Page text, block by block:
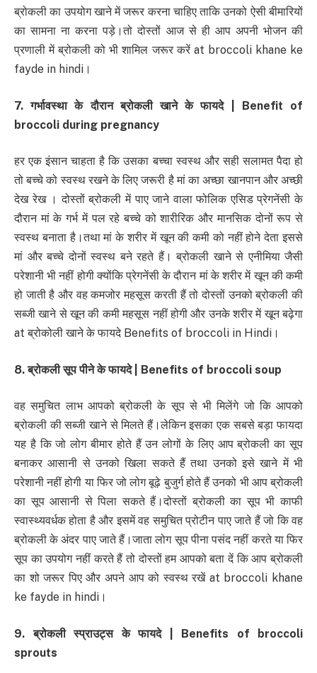
ब्रोकली का उपयोग खाने में जरूर करना चाहिए ताकि उनको ऐसी बीमारियों
का सामना ना करना पड़े।तो दोस्तों आज से ही आप अपनी भोजन की
प्रणाली में ब्रोकली को भी शामिल जरूर करें at broccoli khane ke
fayde in hindi।
7. गर्भावस्था के दौरान ब्रोकली खाने के फायदे | Benefit of
broccoli during pregnancy
हर एक इंसान चाहता है कि उसका बच्चा स्वस्थ और सही सलामत पैदा हो
तो बच्चे को स्वस्थ रखने के लिए जरूरी है मां का अच्छा खानपान और अच्छी
देख रेख । दोस्तों ब्रोकली में पाए जाने वाला फोलिक एसिड प्रेगनेंसी के
दौरान मां के गर्भ में पल रहे बच्चे को शारीरिक और मानसिक दोनों रूप से
स्वस्थ बनाता है।तथा मां के शरीर में खून की कमी को नहीं होने देता इससे
मां और बच्चे दोनों स्वस्थ बने रहते हैं। ब्रोकली खाने से एनीमिया जैसी
परेशानी भी नहीं होगी क्योंकि प्रेगनेंसी के दौरान मां के शरीर में खून की कमी
हो जाती है और वह कमजोर महसूस करती हैं तो दोस्तों उनको ब्रोकली की
सब्जी खाने से खून की कमी महसूस नहीं होगी और उनके शरीर में खून बढ़ेगा
at ब्रोकोली खाने के फायदे Benefits of broccoli in Hindi।
8. ब्रोकली सूप पीने के फायदे | Benefits of broccoli soup
वह समुचित लाभ आपको ब्रोकली के सूप से भी मिलेंगे जो कि आपको
ब्रोकली की सब्जी खाने से मिलते हैं।लेकिन इसका एक सबसे बड़ा फायदा
यह है कि जो लोग बीमार होते हैं उन लोगों के लिए आप ब्रोकली का सूप
बनाकर आसानी से उनको खिला सकते हैं तथा उनको इसे खाने में भी
परेशानी नहीं होगी या फिर जो लोग बूढ़े बुजुर्ग होते हैं उनको भी आप ब्रोकली
का सूप आसानी से पिला सकते हैं।दोस्तों ब्रोकली का सूप भी काफी
स्वास्थ्यवर्धक होता है और इसमें वह समुचित प्रोटीन पाए जाते हैं जो कि वह
ब्रोकली के अंदर पाए जाते हैं।जाता लोग सूप पीना पसंद नहीं करते या फिर
सूप का उपयोग नहीं करते हैं तो दोस्तों हम आपको बता दें कि आप ब्रोकली
का शो जरूर पिए और अपने आप को स्वस्थ रखें at broccoli khane
ke fayde in hindi।
9. ब्रोकली स्प्राउट्स के फायदे | Benefits of broccoli
sprouts